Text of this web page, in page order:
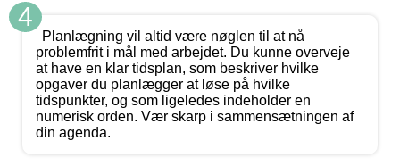
4
Planlægning vil altid være nøglen til at nå
problemfrit i mål med arbejdet. Du kunne overveje
at have en klar tidsplan, som beskriver hvilke
opgaver du planlægger at løse på hvilke
tidspunkter, og som ligeledes indeholder en
numerisk orden. Vær skarp i sammensætningen af
din agenda.